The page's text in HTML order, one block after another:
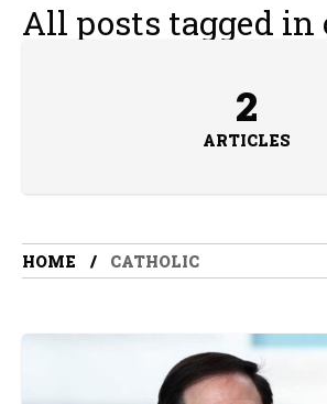
All posts tagged
2
ARTICLES
HOME CATHOLIC